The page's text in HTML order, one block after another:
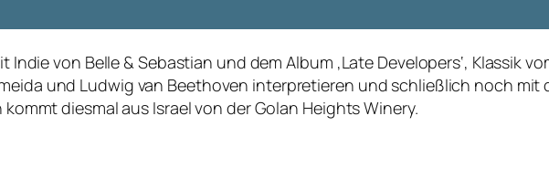
Indie von Belle & Sebastian und dem Album ‚Late Developers‘, Klassik
und Ludwig van Beethoven interpretieren und schließlich noch mit
kommt diesmal aus Israel von der Golan Heights Winery.